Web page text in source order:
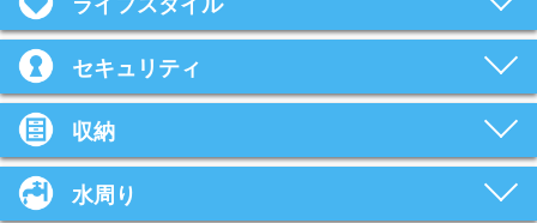
ライフスタイル
セキュリティ
収納
水周り